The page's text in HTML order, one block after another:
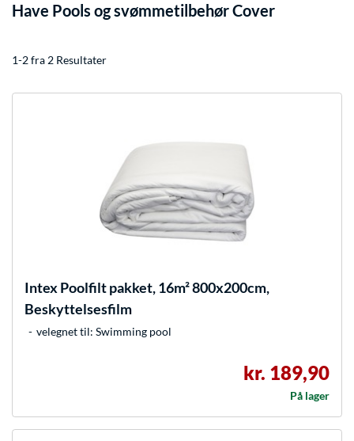
Have Pools og svømmetilbehør Cover
1-2 fra 2 Resultater
IntexPoolfilt pakket, 16m² 800x200cm,
Beskyttelsesfilm
velegnet til: Swimming pool
kr. 189,90
På lager